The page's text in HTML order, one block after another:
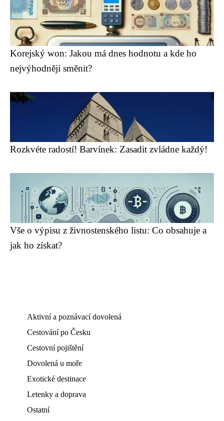
Korejský won: Jakou má dnes hodnotu a kde ho
nejvýhodněji směnit?
Rozkvéte radostí! Barvínek: Zasadit zvládne každý!
Vše o výpisu z živnostenského listu: Co obsahuje a
jak ho získat?
Aktivní a poznávací dovolená
Cestování po Česku
Cestovní pojištění
Dovolená u moře
Exotické destinace
Letenky a doprava
Ostatní